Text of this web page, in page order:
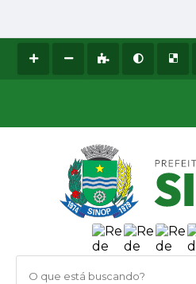
O que está buscando?